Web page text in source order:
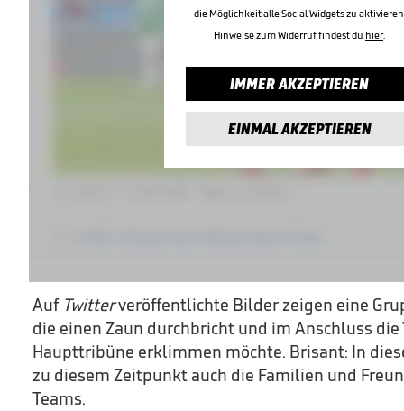
die Möglichkeit alle Social Widgets zu
Hinweise zum Widerruf findest du hier.
IMMER AKZEPTIEREN
EINMAL AKZEPTIEREN
Auf Twitterveröffentlichte Bilder zeigen eine
die einen Zaun durchbricht und im Anschluss
Haupttribüne erklimmen möchte. Brisant: In
zu diesem Zeitpunkt auch die Familien und
Teams.